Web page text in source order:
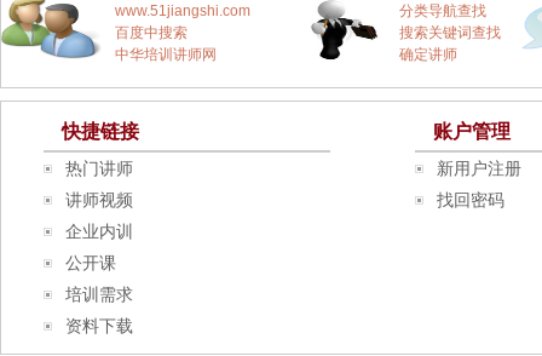
www.51jiangshi.com
百度中搜索
中华培训讲师网
分类导航查找
搜索关键词查找
确定讲师
快捷链接
热门讲师
讲师视频
企业内训
公开课
培训需求
资料下载
账户管理
新用户注册
找回密码